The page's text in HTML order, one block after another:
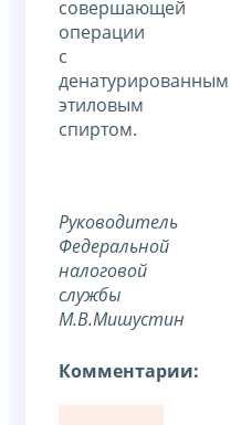
совершающей
операции
с
денатурированным
этиловым
спиртом.
Руководитель
Федеральной
налоговой
службы
М.В.Мишустин
Комментарии: